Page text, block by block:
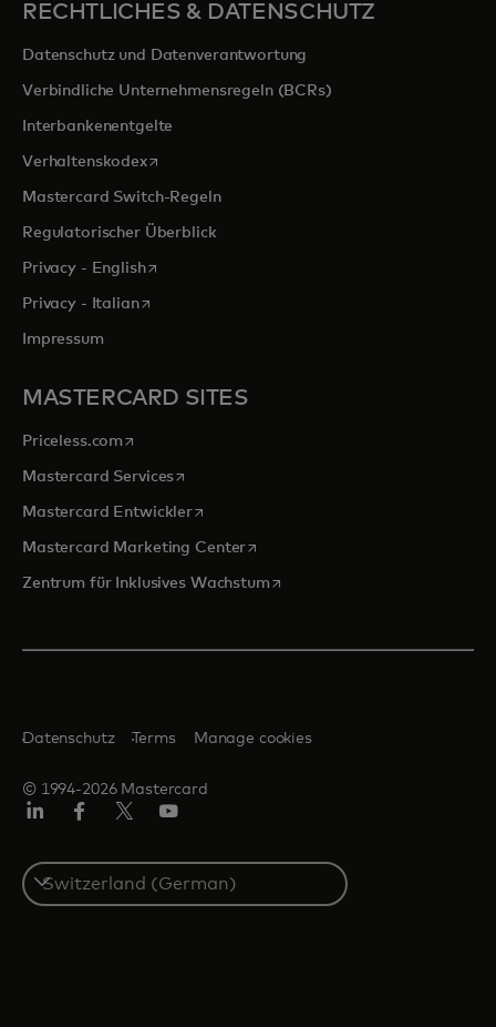
RECHTLICHES & DATENSCHUTZ
Datenschutz und Datenverantwortung
Verbindliche Unternehmensregeln (BCRs)
Interbankenentgelte
Verhaltenskodexwird in einer neuen Registerkarte geöffnet
Mastercard Switch-Regeln
Regulatorischer Überblick
Privacy - Englishwird in einer neuen Registerkarte geöffnet
Privacy - Italianwird in einer neuen Registerkarte geöffnet
Impressum
MASTERCARD SITES
Priceless.com wird in einer neuen Registerkarte geöffnet
Mastercard Serviceswird in einer neuen Registerkarte geöffnet
Mastercard Entwicklerwird in einer neuen Registerkarte
Mastercard Marketing Centerwird in einer neuen
Zentrum für Inklusives Wachstumwird in einer neuen
© 1994-2026 Mastercard
Datenschutz Terms Manage cookies
Select
a
country